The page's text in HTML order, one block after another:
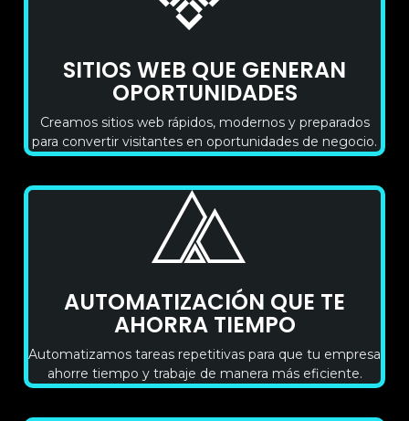
OPORTUNIDADES
Creamos sitios web rápidos, modernos y preparados
para convertir visitantes en oportunidades de negocio.
AHORRA TIEMPO
Automatizamos tareas repetitivas para que tu empresa
ahorre tiempo y trabaje de manera más eficiente.